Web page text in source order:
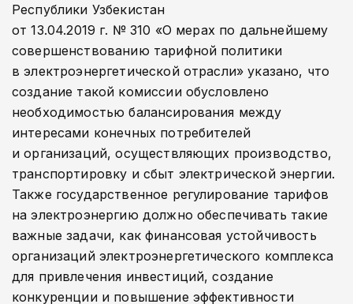
Республики Узбекистан
от 13.04.2019 г. № 310 «О мерах по дальнейшему
совершенствованию тарифной политики
в электроэнергетической отрасли» указано, что
создание такой комиссии обусловлено
необходимостью балансирования между
интересами конечных потребителей
и организаций, осуществляющих производство,
транспортировку и сбыт электрической энергии.
Также государственное регулирование тарифов
на электроэнергию должно обеспечивать такие
важные задачи, как финансовая устойчивость
организаций электроэнергетического комплекса
для привлечения инвестиций, создание
конкуренции и повышение эффективности